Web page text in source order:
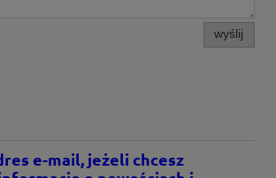
wyślij
e-mail, jeżeli chcesz